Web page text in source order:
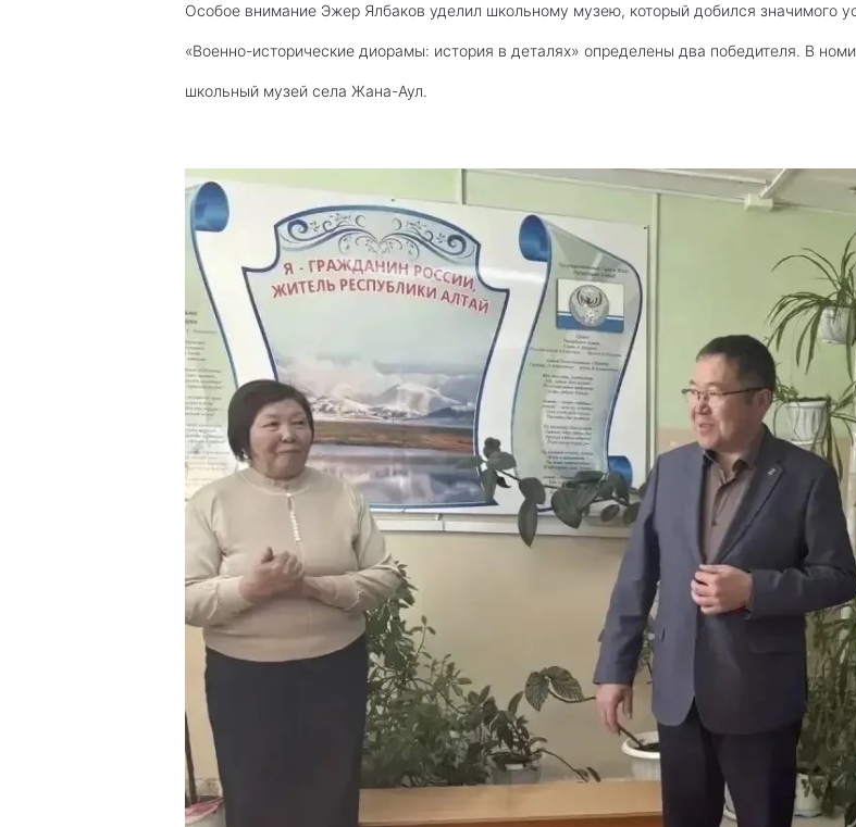
Особое внимание Эжер Ялбаков уделил школьному музею, который добился значимого
«Военно-исторические диорамы: история в деталях» определены два победителя. В
школьный музей села Жана-Аул.